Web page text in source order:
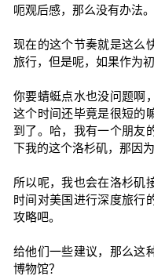
呃观后感，那么没有办法。
现在的这个节奏就是这么
旅行，但是呢，如果作为
你要蜻蜓点水也没问题啊
这个时间还毕竟是很短的
到了。哈，我有一个朋友
下我的这个洛杉矶，那因
所以呢，我也会在洛杉矶
时间对美国进行深度旅行
攻略吧。
给他们一些建议，那么这
博物馆？